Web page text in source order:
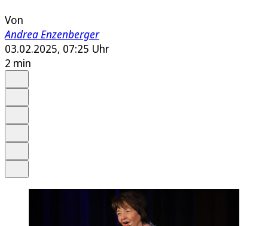
Von
Andrea Enzenberger
03.02.2025, 07:25 Uhr
2 min